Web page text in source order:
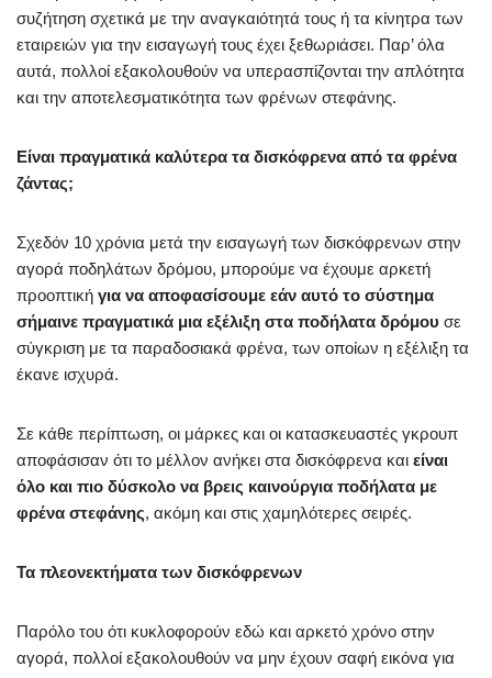
συζήτηση σχετικά με την αναγκαιότητά τους ή τα κίνητρα των
εταιρειών για την εισαγωγή τους έχει ξεθωριάσει. Παρ’ όλα
αυτά, πολλοί εξακολουθούν να υπερασπίζονται την απλότητα
και την αποτελεσματικότητα των φρένων στεφάνης.
Είναι πραγματικά καλύτερα τα δισκόφρενα από τα φρένα
ζάντας;
Σχεδόν 10 χρόνια μετά την εισαγωγή των δισκόφρενων στην
αγορά ποδηλάτων δρόμου, μπορούμε να έχουμε αρκετή
προοπτική για να αποφασίσουμε εάν αυτό το σύστημα
σήμαινε πραγματικά μια εξέλιξη στα ποδήλατα δρόμου σε
σύγκριση με τα παραδοσιακά φρένα, των οποίων η εξέλιξη τα
έκανε ισχυρά.
Σε κάθε περίπτωση, οι μάρκες και οι κατασκευαστές γκρουπ
αποφάσισαν ότι το μέλλον ανήκει στα δισκόφρενα και είναι
όλο και πιο δύσκολο να βρεις καινούργια ποδήλατα με
φρένα στεφάνης, ακόμη και στις χαμηλότερες σειρές.
Τα πλεονεκτήματα των δισκόφρενων
Παρόλο του ότι κυκλοφορούν εδώ και αρκετό χρόνο στην
αγορά, πολλοί εξακολουθούν να μην έχουν σαφή εικόνα για